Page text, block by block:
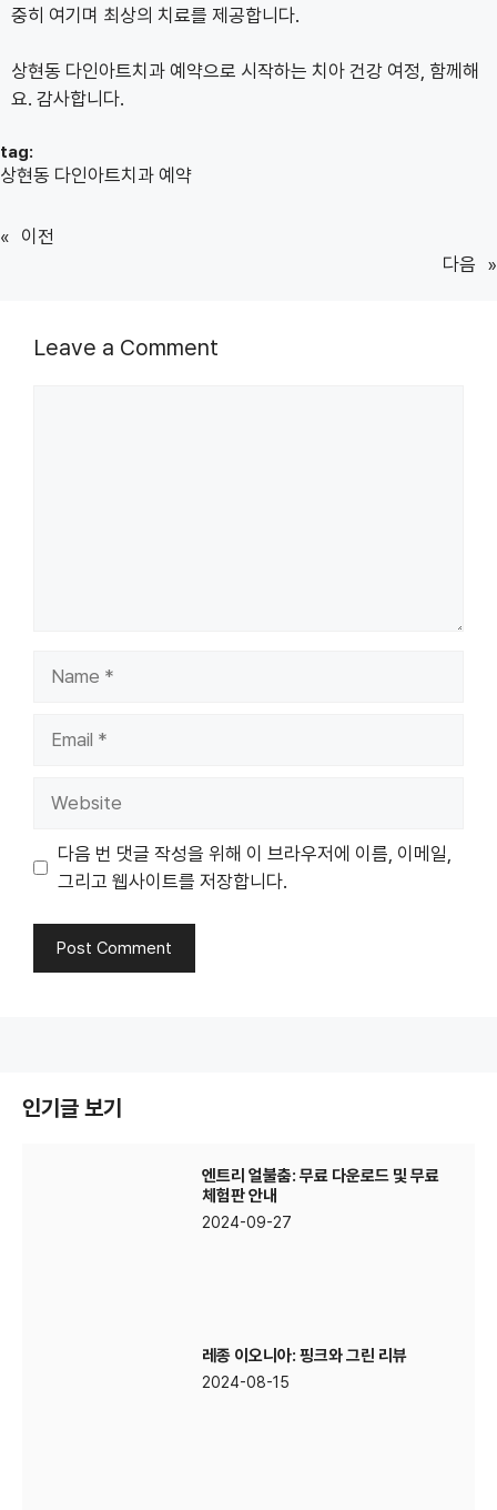
중히 여기며 최상의 치료를 제공합니다.
상현동 다인아트치과 예약으로 시작하는 치아 건강 여정, 함께해
요. 감사합니다.
tag:
상현동 다인아트치과 예약
« 이전
다음 »
Leave a Comment
다음 번 댓글 작성을 위해 이 브라우저에 이름, 이메일,
그리고 웹사이트를 저장합니다.
인기글 보기
엔트리 얼불춤: 무료 다운로드 및 무료
체험판 안내
2024-09-27
레종 이오니아: 핑크와 그린 리뷰
2024-08-15